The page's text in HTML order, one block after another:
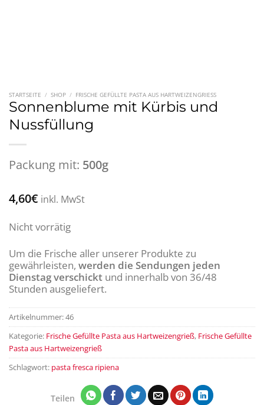
STARTSEITE / SHOP / FRISCHE GEFÜLLTE PASTA AUS HARTWEIZENGRIESS
Sonnenblume mit Kürbis und
Nussfüllung
Packung mit: 500g
4,60€ inkl. MwSt
Nicht vorrätig
Um die Frische aller unserer Produkte zu
gewährleisten, werden die Sendungen jeden
Dienstag verschickt und innerhalb von 36/48
Stunden ausgeliefert.
Artikelnummer:46
Kategorie: Frische Gefüllte Pasta aus Hartweizengrieß, Frische Gefüllte
Pasta aus Hartweizengrieß
Schlagwort: pasta fresca ripiena
Teilen